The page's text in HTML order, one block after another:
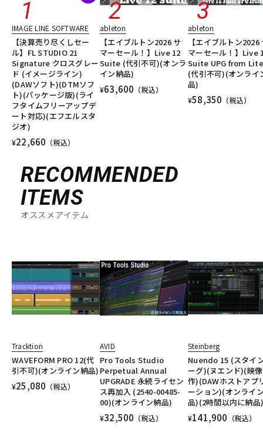
IMAGE LINE SOFTWARE
【決算売り尽くしセー
ル】FL STUDIO 21
Signature クロスグレー
ド (イメージライン)
(DAWソフト)(DTMソフ
ト)(パッケージ版)(ライ
フタイムフリーアップデ
ート対応)(エフエルスタ
ジオ)
¥22,660 （税込）
ableton
【エイブルトン2026 サ
マーセール！】Live 12
Suite (代引不可)(オンラ
イン納品)
¥63,600 （税込）
ableton
【エイブルトン2026
マーセール！】Live
Suite UPG from Lite
(代引不可)(オンライ
品)
¥58,350 （税込）
RECOMMENDED
ITEMS
オススメアイテム
Tracktion
WAVEFORM PRO 12(代
引不可)(オンライン納品)
¥25,080 （税込）
AVID
Pro Tools Studio
Perpetual Annual
UPGRADE 永続ライセン
ス再加入 (2540-00485-
00)(オンライン納品)
¥32,500 （税込）
Steinberg
Nuendo 15 (スタイ
ーグ)(ヌエンド)(映
作)(DAWホストアプ
ーション)(オンライ
品)(2時間以内に納品
¥141,900 （税込）